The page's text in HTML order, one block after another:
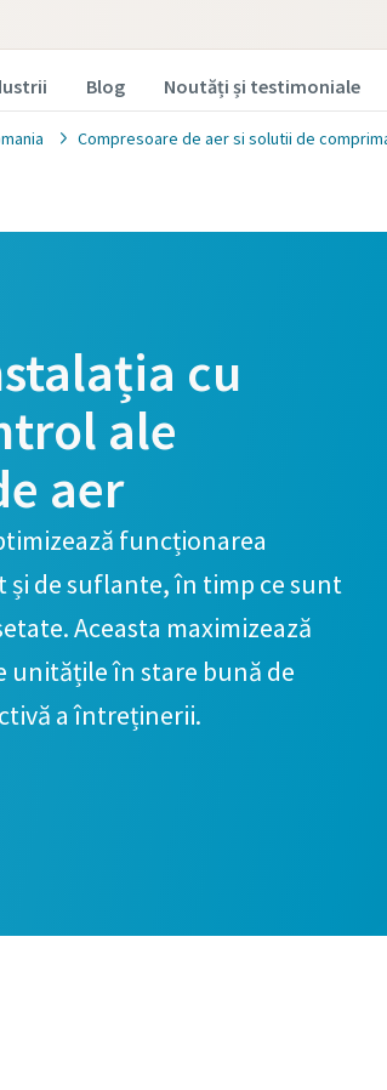
Blog Noutăți și testimoniale
Compresoare de aer si solutii de
cu
ale
aer
funcționarea
și de suflante, în timp ce sunt
Aceasta maximizează
unitățile în stare bună de
a întreținerii.